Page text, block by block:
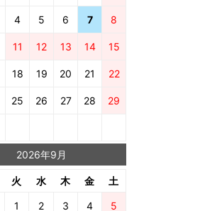
4 5 6 7 8
11 12 13 14 15
18 19 20 21 22
25 26 27 28 29
2026年9月
火 水 木 金 土
1 2 3 4 5